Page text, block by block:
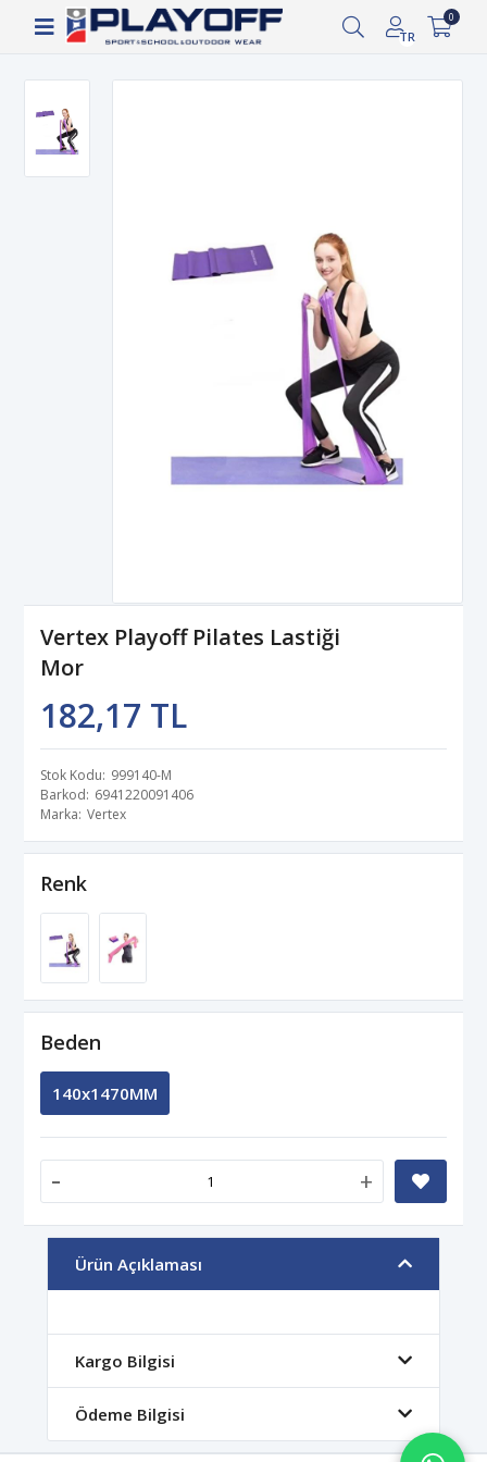
Siparişin 2-8 iş günü arasında kargoya verilecektir.
TR
0
Vertex Playoff Pilates Lastiği
Mor
182,17 TL
Stok Kodu 999140-M
Barkod 6941220091406
Marka Vertex
Renk
Beden
140x1470MM
- +
Ürün Açıklaması
Kargo Bilgisi
Ödeme Bilgisi